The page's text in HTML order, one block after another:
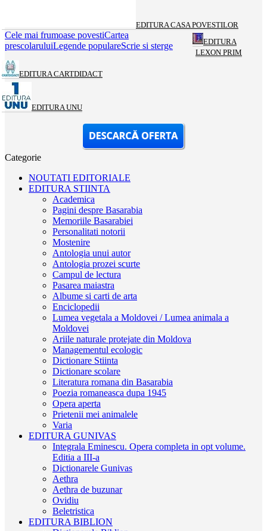
EDITURA CASA POVESTILOR
Cele mai frumoase povestiCartea
prescolaruluiLegende populareScrie si sterge
EDITURA
LEXON PRIM
EDITURA CARTDIDACT
EDITURA UNU
Categorie
NOUTATI EDITORIALE
EDITURA STIINTA
Academica
Pagini despre Basarabia
Memoriile Basarabiei
Personalitati notorii
Mostenire
Antologia unui autor
Antologia prozei scurte
Campul de lectura
Pasarea maiastra
Albume si carti de arta
Enciclopedii
Lumea vegetala a Moldovei / Lumea animala a
Moldovei
Ariile naturale protejate din Moldova
Managementul ecologic
Dictionare Stiinta
Dictionare scolare
Literatura romana din Basarabia
Poezia romaneasca dupa 1945
Opera aperta
Prietenii mei animalele
Varia
EDITURA GUNIVAS
Integrala Eminescu. Opera completa in opt volume.
Editia a III-a
Dictionarele Gunivas
Aethra
Aethra de buzunar
Ovidiu
Beletristica
EDITURA BIBLION